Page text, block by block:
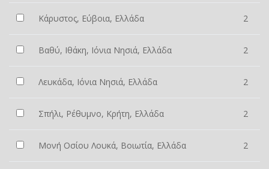
Κάρυστος, Εύβοια, Ελλάδα 2
Βαθύ, Ιθάκη, Ιόνια Νησιά, Ελλάδα 2
Λευκάδα, Ιόνια Νησιά, Ελλάδα 2
Σπήλι, Ρέθυμνο, Κρήτη, Ελλάδα 2
Μονή Οσίου Λουκά, Βοιωτία, Ελλάδα 2